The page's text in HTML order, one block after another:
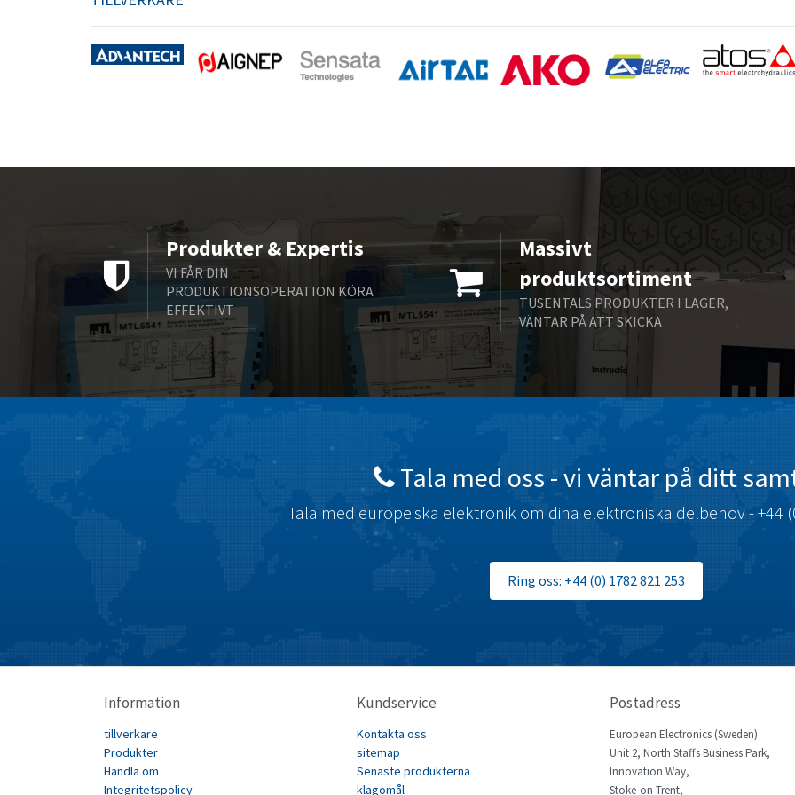
Produkter & Expertis
VI FÅR DIN
PRODUKTIONSOPERATION KÖRA
EFFEKTIVT
Massivt
produktsortiment
TUSENTALS PRODUKTER I LAGER,
VÄNTAR PÅ ATT SKICKA
Tala med oss ​​- vi väntar på ditt
Tala med europeiska elektronik om dina elektroniska delbehov - +44
Ring oss: +44 (0) 1782 821 253
Information
tillverkare
Produkter
Handla om
Integritetspolicy
Kundservice
Kontakta oss
sitemap
Senaste produkterna
klagomål
Postadress
European Electronics (Sweden)
Unit 2, North Staffs Business Park,
Innovation Way,
Stoke-on-Trent,